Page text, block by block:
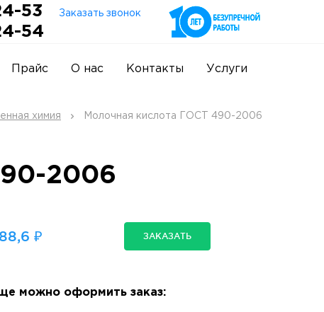
53 Заказать звонок
54
Прайс О нас Контакты Услуги
химия Молочная кислота ГОСТ 490-2006
2006
₽ ЗАКАЗАТЬ
можно оформить заказ: